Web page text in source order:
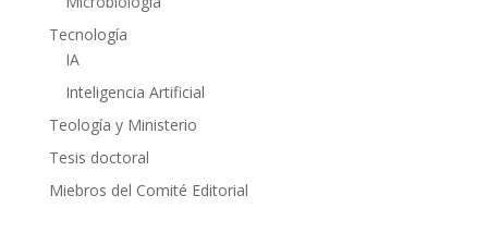
Tecnología
IA
Inteligencia Artificial
Teología y Ministerio
Tesis doctoral
Miebros del Comité Editorial